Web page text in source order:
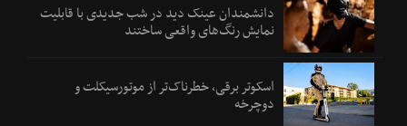
دانشمندان عینک دید در شب جدیدی با قابلیت
نمایش رنگ‌های واقعی ساختند
اسکوتر برقی، خطرناک‌تر از موتورسیکلت و
دوچرخه